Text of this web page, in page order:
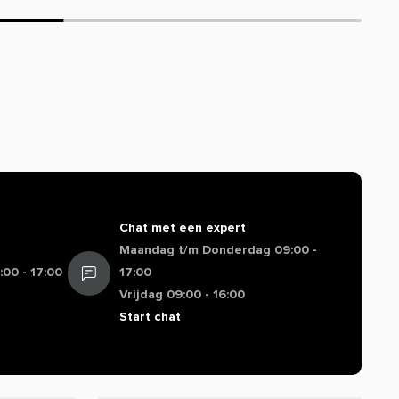
- 17:00
Chat met een expert
Maandag t/m Donderdag 09:00 -
17:00
Vrijdag 09:00 - 16:00
Start chat